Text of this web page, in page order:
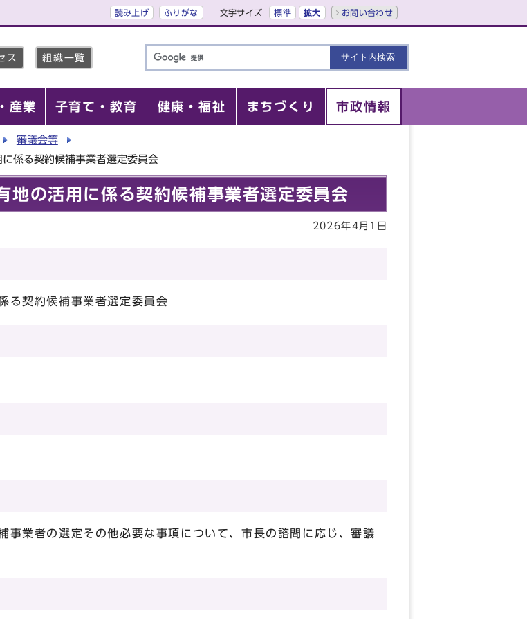
読み上げ ふりがな 文字サイズ 標準 拡大 お問い合わせ
ス 組織一覧
産業 子育て・教育 健康・福祉 まちづくり 市政情報
審議会等
係る契約候補事業者選定委員会
地の活用に係る契約候補事業者選定委員会
2026年4月1日
る契約候補事業者選定委員会
事業者の選定その他必要な事項について、市長の諮問に応じ、審議